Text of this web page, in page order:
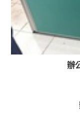
辦